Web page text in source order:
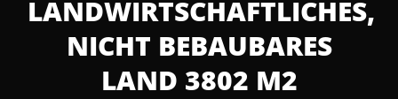
LANDWIRTSCHAFTLICHES,
NICHT BEBAUBARES
LAND 3802 M2